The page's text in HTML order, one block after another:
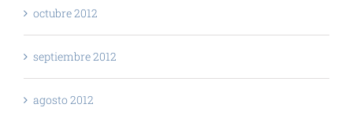
octubre 2012
septiembre 2012
agosto 2012